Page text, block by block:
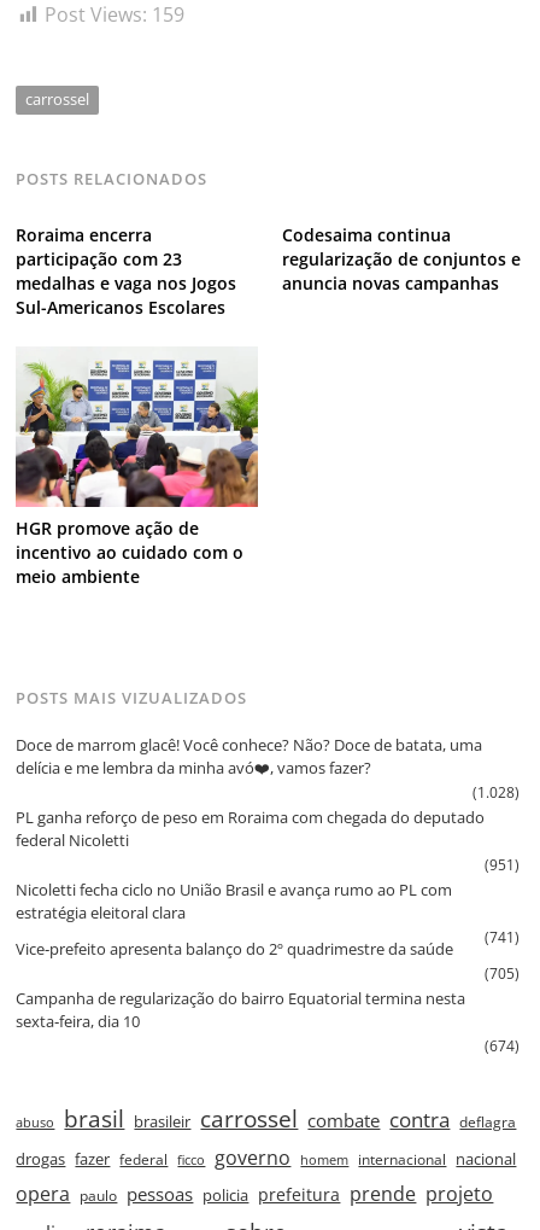
Post Views: 159
carrossel
POSTS RELACIONADOS
Roraima encerra
participação com 23
medalhas e vaga nos Jogos
Sul-Americanos Escolares
Codesaima continua
regularização de conjuntos e
anuncia novas campanhas
HGR promove ação de
incentivo ao cuidado com o
meio ambiente
POSTS MAIS VIZUALIZADOS
Doce de marrom glacê! Você conhece? Não? Doce de batata, uma
delícia e me lembra da minha avó❤️, vamos fazer?
(1.028)
PL ganha reforço de peso em Roraima com chegada do deputado
federal Nicoletti
(951)
Nicoletti fecha ciclo no União Brasil e avança rumo ao PL com
estratégia eleitoral clara
(741)
Vice‑prefeito apresenta balanço do 2º quadrimestre da saúde
(705)
Campanha de regularização do bairro Equatorial termina nesta
sexta‑feira, dia 10
(674)
abuso brasil brasileir carrossel combate contra deflagra
drogas fazer federal ficco governo homem internacional nacional
opera paulo pessoas policia prefeitura prende projeto